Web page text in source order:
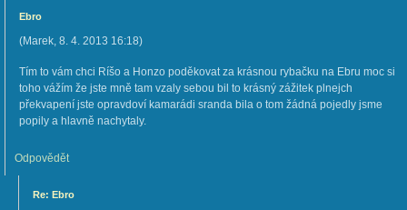
Ebro
(Marek, 8. 4. 2013 16:18)
Tím to vám chci Ríšo a Honzo poděkovat za krásnou rybačku na Ebru moc si
toho vážím že jste mně tam vzaly sebou bil to krásný zážitek plnejch
překvapení jste opravdoví kamarádi sranda bila o tom žádná pojedly jsme
popily a hlavně nachytaly.
Odpovědět
Re: Ebro